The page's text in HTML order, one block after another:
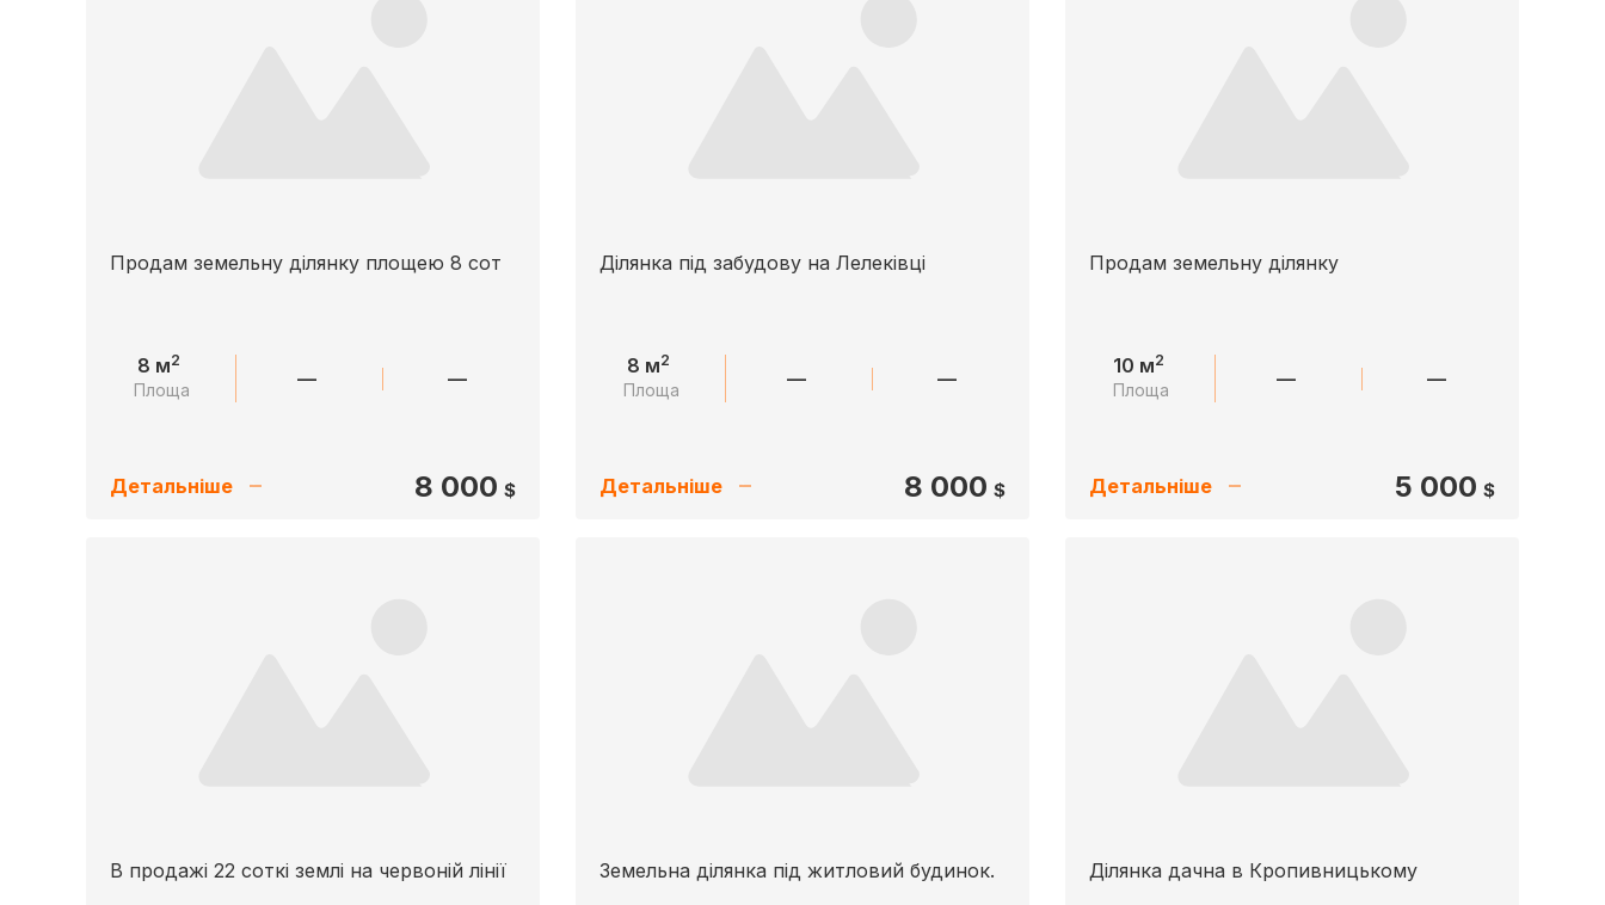
Продам земельну ділянку площею 8 сот
8 м2
Площа — —
Детальніше 8 000 $
Ділянка під забудову на Лелеківці
8 м2
Площа — —
Детальніше 8 000 $
Продам земельну ділянку
10 м2
Площа — —
Детальніше 5 000 $
В продажі 22 соткі землі на червоній лінії Земельна ділянка під житловий будинок. Ділянка дачна в Кропивницькому